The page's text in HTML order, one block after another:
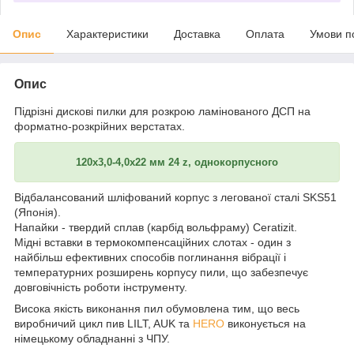
Опис Характеристики Доставка Оплата Умови
Опис
Підрізні дискові пилки для розкрою ламінованого ДСП на
форматно-розкрійних верстатах.
120х3,0-4,0х22 мм 24 z, однокорпусного
Відбалансований шліфований корпус з легованої сталі SKS51
(Японія).
Напайки - твердий сплав (карбід вольфраму) Ceratizit.
Мідні вставки в термокомпенсаційних слотах - один з
найбільш ефективних способів поглинання вібрації і
температурних розширень корпусу пили, що забезпечує
довговічність роботи інструменту.
Висока якість виконання пил обумовлена тим, що весь
виробничий цикл пив LILT, AUK та HERO виконується на
німецькому обладнанні з ЧПУ.